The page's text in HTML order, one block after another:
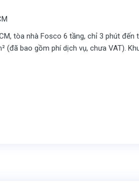
tòa nhà Fosco 6 tầng, chỉ 3 phút đến
(đã bao gồm phí dịch vụ, chưa VAT).